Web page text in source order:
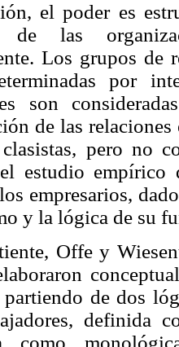
el poder es
las
Los grupos de
por
son
de las
pero no
estudio
empresarios,
y la lógica de su
Offe y
partiendo de dos
definida
como